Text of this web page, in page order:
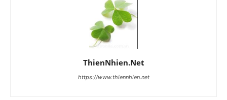
ThienNhien.Net
https://www.thiennhien.net